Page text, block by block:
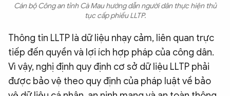
Cán bộ Công an tỉnh Cà Mau hướng dẫn người dân thực hiện thủ
tục cấp phiếu LLTP.
Thông tin LLTP là dữ liệu nhạy cảm, liên quan trực
tiếp đến quyền và lợi ích hợp pháp của công dân.
Vì vậy, nghị định quy định cơ sở dữ liệu LLTP phải
được bảo vệ theo quy định của pháp luật về bảo